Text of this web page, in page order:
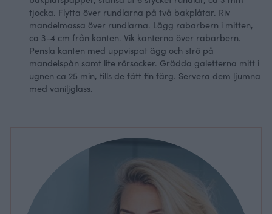
tjocka. Flytta över rundlarna på två bakplåtar. Riv
mandelmassa över rundlarna. Lägg rabarbern i mitten,
ca 3-4 cm från kanten. Vik kanterna över rabarbern.
Pensla kanten med uppvispat ägg och strö på
mandelspån samt lite rörsocker. Grädda galetterna mitt i
ugnen ca 25 min, tills de fått fin färg. Servera dem ljumna
med vaniljglass.